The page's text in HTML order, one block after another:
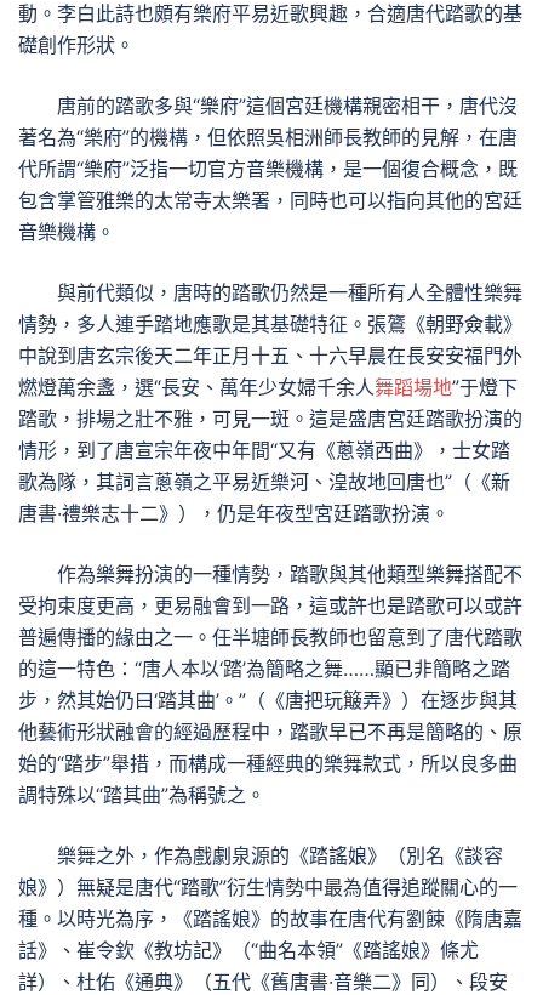
動。李白此詩也頗有樂府平易近歌興趣，合適唐代踏歌的基
礎創作形狀。
唐前的踏歌多與“樂府”這個宮廷機構親密相干，唐代沒
著名為“樂府”的機構，但依照吳相洲師長教師的見解，在唐
代所謂“樂府”泛指一切官方音樂機構，是一個復合概念，既
包含掌管雅樂的太常寺太樂署，同時也可以指向其他的宮廷
音樂機構。
與前代類似，唐時的踏歌仍然是一種所有人全體性樂舞
情勢，多人連手踏地應歌是其基礎特征。張鷟《朝野僉載》
中說到唐玄宗後天二年正月十五、十六早晨在長安安福門外
燃燈萬余盞，選“長安、萬年少女婦千余人舞蹈場地”于燈下
踏歌，排場之壯不雅，可見一斑。這是盛唐宮廷踏歌扮演的
情形，到了唐宣宗年夜中年間“又有《蔥嶺西曲》，士女踏
歌為隊，其詞言蔥嶺之平易近樂河、湟故地回唐也”（《新
唐書·禮樂志十二》），仍是年夜型宮廷踏歌扮演。
作為樂舞扮演的一種情勢，踏歌與其他類型樂舞搭配不
受拘束度更高，更易融會到一路，這或許也是踏歌可以或許
普遍傳播的緣由之一。任半塘師長教師也留意到了唐代踏歌
的這一特色：“唐人本以‘踏’為簡略之舞……顯已非簡略之踏
步，然其始仍曰‘踏其曲’。”（《唐把玩簸弄》）在逐步與其
他藝術形狀融會的經過歷程中，踏歌早已不再是簡略的、原
始的“踏步”舉措，而構成一種經典的樂舞款式，所以良多曲
調特殊以“踏其曲”為稱號之。
樂舞之外，作為戲劇泉源的《踏謠娘》（別名《談容
娘》）無疑是唐代“踏歌”衍生情勢中最為值得追蹤關心的一
種。以時光為序，《踏謠娘》的故事在唐代有劉餗《隋唐嘉
話》、崔令欽《教坊記》（“曲名本領”《踏謠娘》條尤
詳）、杜佑《通典》（五代《舊唐書·音樂二》同）、段安